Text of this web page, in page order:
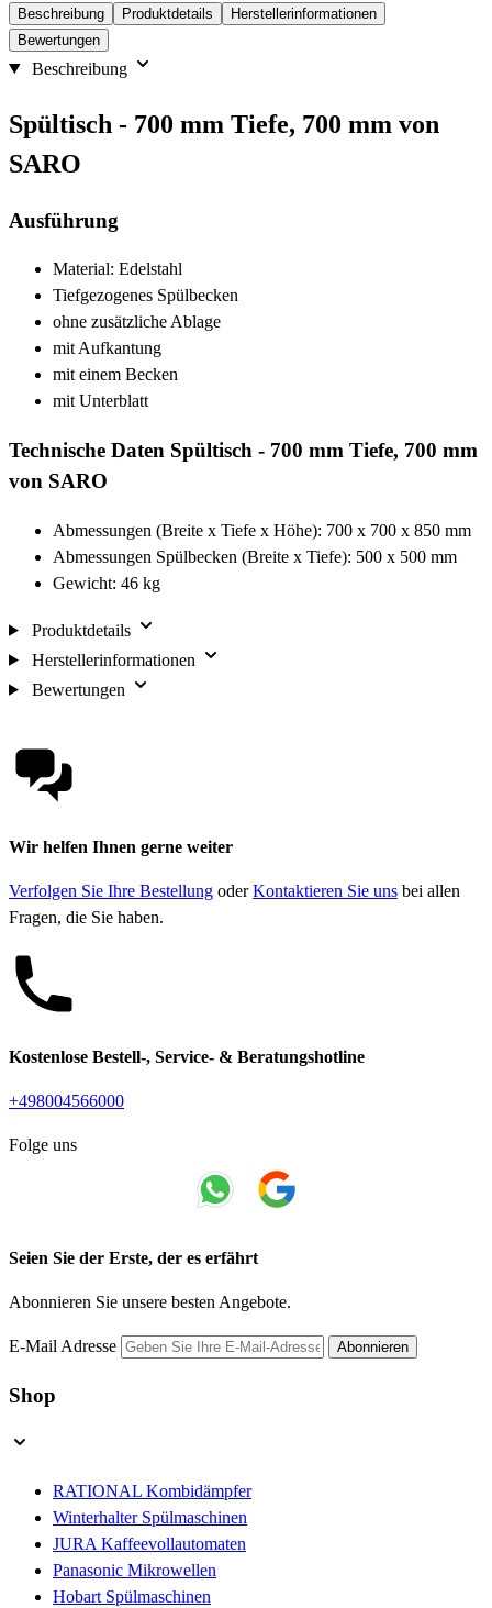
Beschreibung Produktdetails
Herstellerinformationen
Bewertungen
Beschreibung
Spültisch - 700 mm Tiefe, 700 mm von
SARO
Ausführung
Material: Edelstahl
Tiefgezogenes Spülbecken
ohne zusätzliche Ablage
mit Aufkantung
mit einem Becken
mit Unterblatt
Technische Daten Spültisch - 700 mm Tiefe, 700 mm
von SARO
Abmessungen (Breite x Tiefe x Höhe): 700 x 700 x 850 mm
Abmessungen Spülbecken (Breite x Tiefe): 500 x 500 mm
Gewicht: 46 kg
Produktdetails
Herstellerinformationen
Bewertungen
Wir helfen Ihnen gerne weiter
Verfolgen Sie Ihre Bestellung oderKontaktieren Sie uns bei allen
Fragen, die Sie haben.
Kostenlose Bestell-, Service- & Beratungshotline
+498004566000
Folge uns
Seien Sie der Erste, der es erfährt
Abonnieren Sie unsere besten Angebote.
E-Mail Adresse Abonnieren
Shop
RATIONAL Kombidämpfer
Winterhalter Spülmaschinen
JURA Kaffeevollautomaten
Panasonic Mikrowellen
Hobart Spülmaschinen